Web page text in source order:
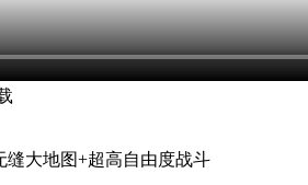
缝大地图+超高自由度战斗